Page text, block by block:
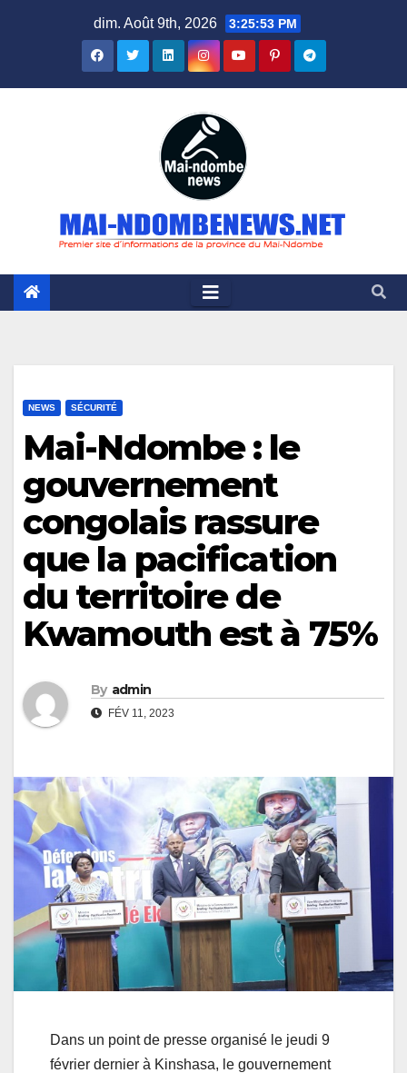
dim. Août 9th, 2026 3:25:54 PM
NEWS SÉCURITÉ
Mai-Ndombe : le
gouvernement
congolais rassure
que la pacification
du territoire de
Kwamouth est à 75%
By admin
FÉV 11, 2023
Dans un point de presse organisé le jeudi 9
février dernier à Kinshasa, le gouvernement